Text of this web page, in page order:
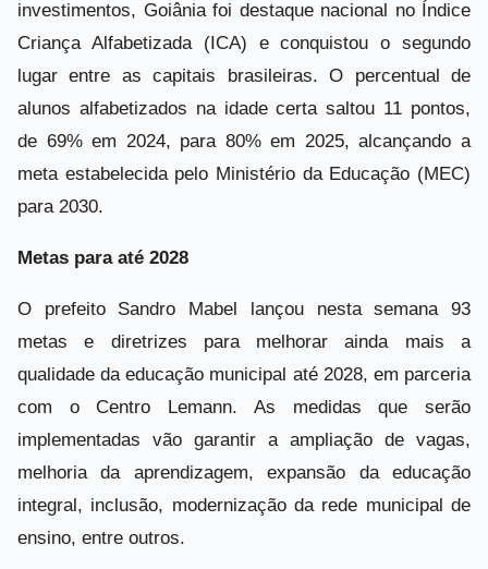
investimentos, Goiânia foi destaque nacional no Índice
Criança Alfabetizada (ICA) e conquistou o segundo
lugar entre as capitais brasileiras. O percentual de
alunos alfabetizados na idade certa saltou 11 pontos,
de 69% em 2024, para 80% em 2025, alcançando a
meta estabelecida pelo Ministério da Educação (MEC)
para 2030.
Metas para até 2028
O prefeito Sandro Mabel lançou nesta semana 93
metas e diretrizes para melhorar ainda mais a
qualidade da educação municipal até 2028, em parceria
com o Centro Lemann. As medidas que serão
implementadas vão garantir a ampliação de vagas,
melhoria da aprendizagem, expansão da educação
integral, inclusão, modernização da rede municipal de
ensino, entre outros.